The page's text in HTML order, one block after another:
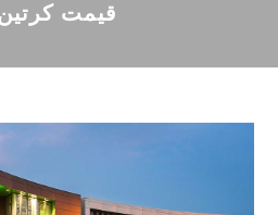
قیمت